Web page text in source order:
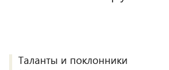
Таланты и поклонники